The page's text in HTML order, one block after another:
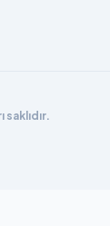
saklıdır.